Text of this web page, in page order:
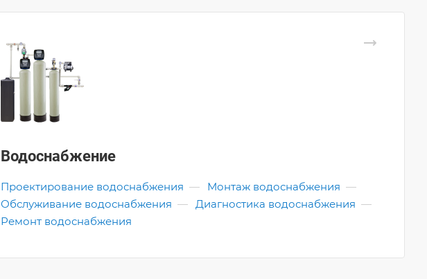
Водоснабжение
Проектирование водоснабжения — Монтаж водоснабжения —
Обслуживание водоснабжения — Диагностика водоснабжения —
Ремонт водоснабжения